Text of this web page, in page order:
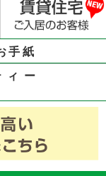
手紙
ィー